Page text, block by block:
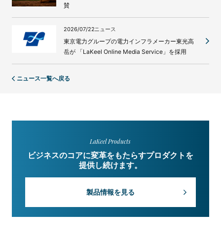
賛
2026/07/22ニュース
東京電力グループの電力インフラメーカー東光高
岳が 「LaKeel Online Media Service」を採用
ニュース一覧へ戻る
LaKeel Products
ビジネスのコアに変革をもたらすプロダクトを
提供し続けます。
製品情報を見る